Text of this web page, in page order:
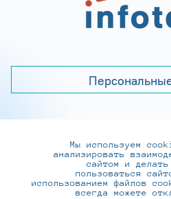
+7 (495) 737-
127273, г. Москва,
Мы используем
анализировать
сайтом и
пользоваться
использованием файлов
всегда можете